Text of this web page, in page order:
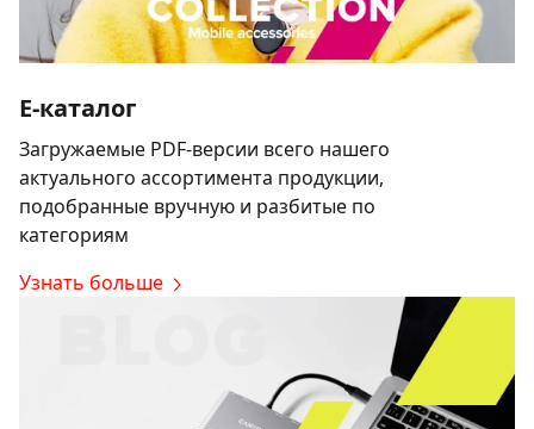
E-каталог
Загружаемые PDF-версии всего нашего
актуального ассортимента продукции,
подобранные вручную и разбитые по
категориям
Узнать больше